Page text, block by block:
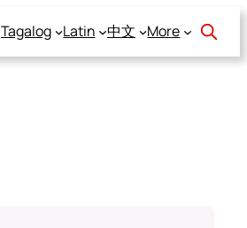
Tagalog Latin 中文 More